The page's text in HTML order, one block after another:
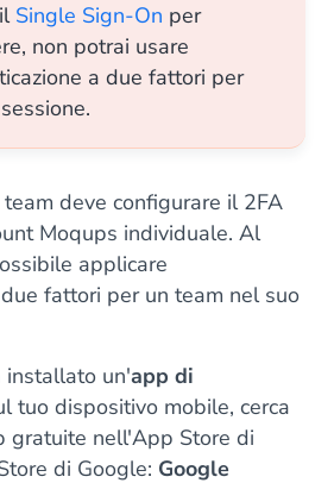
Single Sign-On per
non potrai usare
a due fattori per
deve configurare il 2FA
Moqups individuale. Al
applicare
fattori per un team nel suo
installato un'app di
tuo dispositivo mobile, cerca
gratuite nell'App Store di
di Google: Google